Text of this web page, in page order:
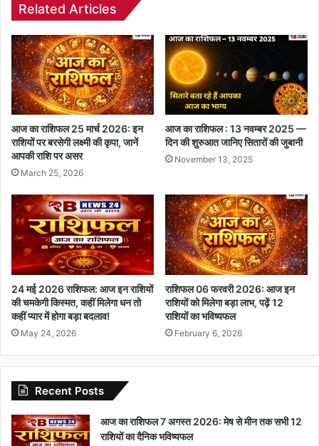
Related Articles
आज का राशिफल 25 मार्च 2026: इन
राशियों पर बरसेगी लक्ष्मी की कृपा, जानें
आपकी राशि पर असर
March 25, 2026
आज का राशिफल : 13 नवम्बर 2025 —
दिन की शुरुआत जानिए सितारों की जुबानी
November 13, 2025
24 मई 2026 राशिफल: आज इन राशियों
की चमकेगी किस्मत, कहीं मिलेगा धन तो
कहीं प्यार में होगा बड़ा बदलाव!
May 24, 2026
राशिफल 06 फरवरी 2026: आज इन
राशियों को मिलेगा बड़ा लाभ, पढ़ें 12
राशियों का भविष्यफल
February 6, 2026
Recent Posts
आज का राशिफल 7 अगस्त 2026: मेष से मीन तक सभी 12
राशियों का दैनिक भविष्यफल